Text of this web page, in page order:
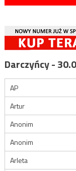
Darczyńcy -
AP
Artur
Anonim
Anonim
Arleta